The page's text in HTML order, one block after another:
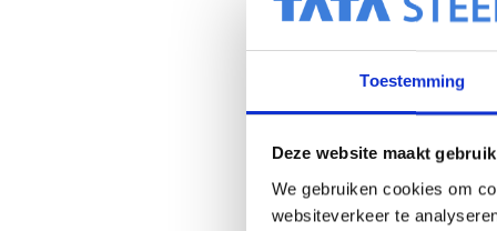
Toestemming
Deze website maakt
We gebruiken cookies om
websiteverkeer te